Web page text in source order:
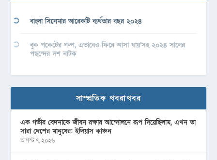
বাংলা সিনেমার আরেকটি ব্যর্থতার বছর ২০২৪
বুক পকেটের গল্প, এভাবেও ফিরে আসা যায়’সহ ২০২৪ সালের
পছন্দের দশ নাটক
সাম্প্রতিক খবরাখবর
এক গভীর বেদনাকে জীবন রক্ষার আন্দোলনে রূপ দিয়েছিলাম, এখন তা
সারা দেশের মানুষের: ইলিয়াস কাঞ্চন
আগস্ট ৭, ২০২৬